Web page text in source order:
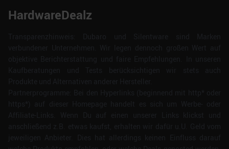
HardwareDealz